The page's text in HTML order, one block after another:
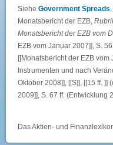
Siehe Government Spreads,
Monatsbericht der EZB,
Monatsbericht der EZB vom
EZB vom Januar 2007]], S.
[[Monatsbericht der EZB
Instrumenten und nach
Oktober 2008]], [[S]], [[15 ff.
2009]], S. 67 ff. (Entwicklung
Das Aktien- und